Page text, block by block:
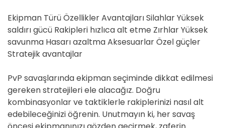
Ekipman Türü Özellikler Avantajları Silahlar Yüksek
saldırı gücü Rakipleri hızlıca alt etme Zırhlar Yüksek
savunma Hasarı azaltma Aksesuarlar Özel güçler
Stratejik avantajlar
PvP savaşlarında ekipman seçiminde dikkat edilmesi
gereken stratejileri ele alacağız. Doğru
kombinasyonlar ve taktiklerle rakiplerinizi nasıl alt
edebileceğinizi öğrenin. Unutmayın ki, her savaş